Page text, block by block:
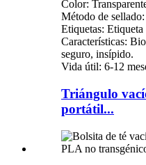
Color:
Método de
Etiquetas:
Características:
seguro, insípido.
Vida útil: 6-12
Triángulo
portátil...